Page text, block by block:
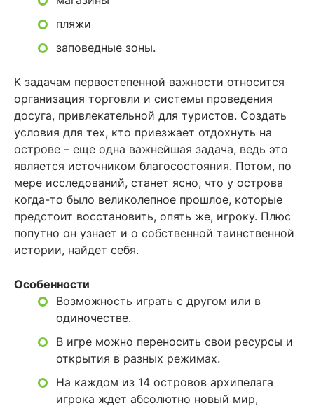
пляжи
заповедные зоны.
К задачам первостепенной важности относится
организация торговли и системы проведения
досуга, привлекательной для туристов. Создать
условия для тех, кто приезжает отдохнуть на
острове – еще одна важнейшая задача, ведь это
является источником благосостояния. Потом, по
мере исследований, станет ясно, что у острова
когда-то было великолепное прошлое, которые
предстоит восстановить, опять же, игроку. Плюс
попутно он узнает и о собственной таинственной
истории, найдет себя.
Особенности
Возможность играть с другом или в
одиночестве.
В игре можно переносить свои ресурсы и
открытия в разных режимах.
На каждом из 14 островов архипелага
игрока ждет абсолютно новый мир,